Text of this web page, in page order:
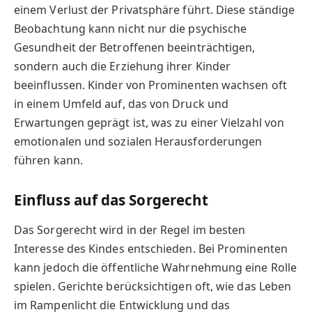
einem Verlust der Privatsphäre führt. Diese ständige
Beobachtung kann nicht nur die psychische
Gesundheit der Betroffenen beeinträchtigen,
sondern auch die Erziehung ihrer Kinder
beeinflussen. Kinder von Prominenten wachsen oft
in einem Umfeld auf, das von Druck und
Erwartungen geprägt ist, was zu einer Vielzahl von
emotionalen und sozialen Herausforderungen
führen kann.
Einfluss auf das Sorgerecht
Das Sorgerecht wird in der Regel im besten
Interesse des Kindes entschieden. Bei Prominenten
kann jedoch die öffentliche Wahrnehmung eine Rolle
spielen. Gerichte berücksichtigen oft, wie das Leben
im Rampenlicht die Entwicklung und das